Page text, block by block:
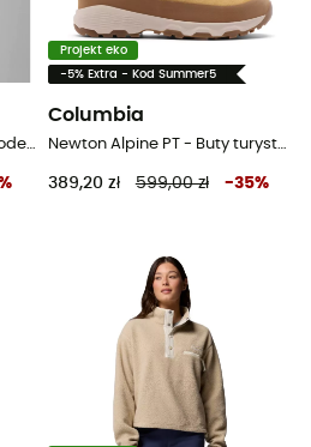
Drift Peak Stretch Down Hooded Jacket - Kurtka puchowa meski
Projekt eko
-5% Extra - Kod Summer5
Columbia
Newton Alpine PT - Buty turystyczne meskie
389,20 zł 599,00 zł -35%